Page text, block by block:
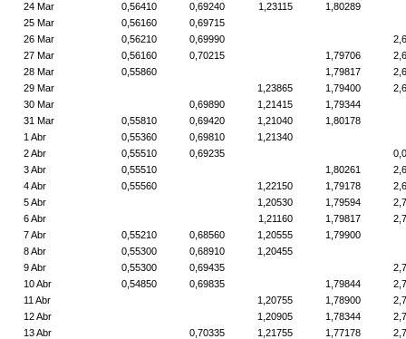
24 Mar
0,56410 0,69240 1,23115
1,80289
25 Mar
0,56160
0,69715
26 Mar
0,56210 0,69990
27 Mar
0,56160 0,70215 1,79706
28 Mar
0,55860 1,79817
29 Mar
1,23865 1,79400
30 Mar
0,69890 1,21415
1,79344
31 Mar
0,55810 0,69420 1,21040
1,80178
1 Abr
0,55360 0,69810
1,21340
2 Abr
0,55510 0,69235
3 Abr
0,55510 1,80261
4 Abr
0,55560 1,22150 1,79178
5 Abr
1,20530 1,79594
6 Abr
1,21160 1,79817
7 Abr
0,55210 0,68560 1,20555
1,79900
8 Abr
0,55300 0,68910
1,20455
9 Abr
0,55300 0,69435
10 Abr
0,54850 0,69835 1,79844
11 Abr
1,20755 1,78900
12 Abr
1,20905 1,78344
13 Abr
0,70335 1,21755 1,77178